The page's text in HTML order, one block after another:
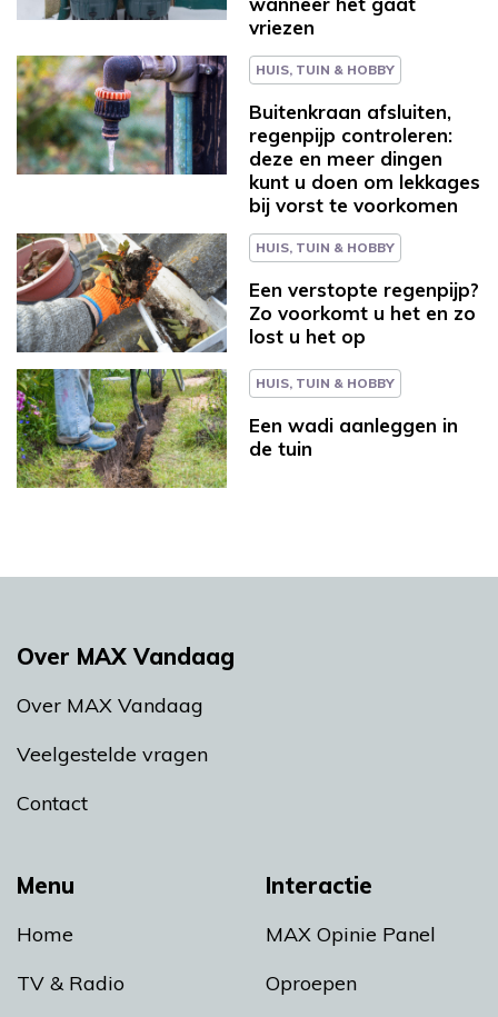
vriezen
HUIS, TUIN & HOBBY
Buitenkraan afsluiten,
regenpijp controleren:
deze en meer dingen
kunt u doen om lekkages
bij vorst te voorkomen
HUIS, TUIN & HOBBY
Een verstopte regenpijp?
Zo voorkomt u het en zo
lost u het op
HUIS, TUIN & HOBBY
Een wadi aanleggen in
de tuin
Menu
Home
TV & Radio
Interactie
MAX Opinie Panel
Oproepen
Over MAX Vandaag
Over MAX Vandaag
Veelgestelde vragen
Contact